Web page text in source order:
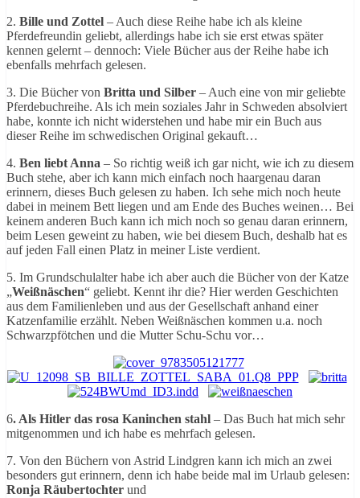
2. Bille und Zottel – Auch diese Reihe habe ich als kleine
Pferdefreundin geliebt, allerdings habe ich sie erst etwas später
kennen gelernt – dennoch: Viele Bücher aus der Reihe habe ich
ebenfalls mehrfach gelesen.
3. Die Bücher von Britta und Silber – Auch eine von mir geliebte
Pferdebuchreihe. Als ich mein soziales Jahr in Schweden absolviert
habe, konnte ich nicht widerstehen und habe mir ein Buch aus
dieser Reihe im schwedischen Original gekauft…
4. Ben liebt Anna – So richtig weiß ich gar nicht, wie ich zu diesem
Buch stehe, aber ich kann mich einfach noch haargenau daran
erinnern, dieses Buch gelesen zu haben. Ich sehe mich noch heute
dabei in meinem Bett liegen und am Ende des Buches weinen… Bei
keinem anderen Buch kann ich mich noch so genau daran erinnern,
beim Lesen geweint zu haben, wie bei diesem Buch, deshalb hat es
auf jeden Fall einen Platz in meiner Liste verdient.
5. Im Grundschulalter habe ich aber auch die Bücher von der Katze
„Weißnäschen“ geliebt. Kennt ihr die? Hier werden Geschichten
aus dem Familienleben und aus der Gesellschaft anhand einer
Katzenfamilie erzählt. Neben Weißnäschen kommen u.a. noch
Schwarzpfötchen und die Mutter Schu-Schu vor…
6. Als Hitler das rosa Kaninchen stahl – Das Buch hat mich sehr
mitgenommen und ich habe es mehrfach gelesen.
7. Von den Büchern von Astrid Lindgren kann ich mich an zwei
besonders gut erinnern, denn ich habe beide mal im Urlaub gelesen:
Ronja Räubertochter und